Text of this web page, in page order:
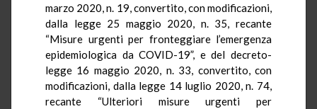
marzo 2020, n. 19, convertito, con modificazioni,
dalla legge 25 maggio 2020, n. 35, recante
“Misure urgenti per fronteggiare l’emergenza
epidemiologica da COVID-19”, e del decreto-
legge 16 maggio 2020, n. 33, convertito, con
modificazioni, dalla legge 14 luglio 2020, n. 74,
recante “Ulteriori misure urgenti per